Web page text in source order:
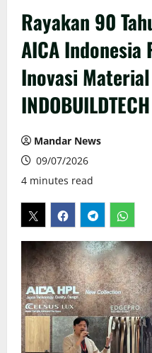
Rayakan 90
AICA Indonesia
Inovasi
Mandar News
09/07/2026
4 minutes read